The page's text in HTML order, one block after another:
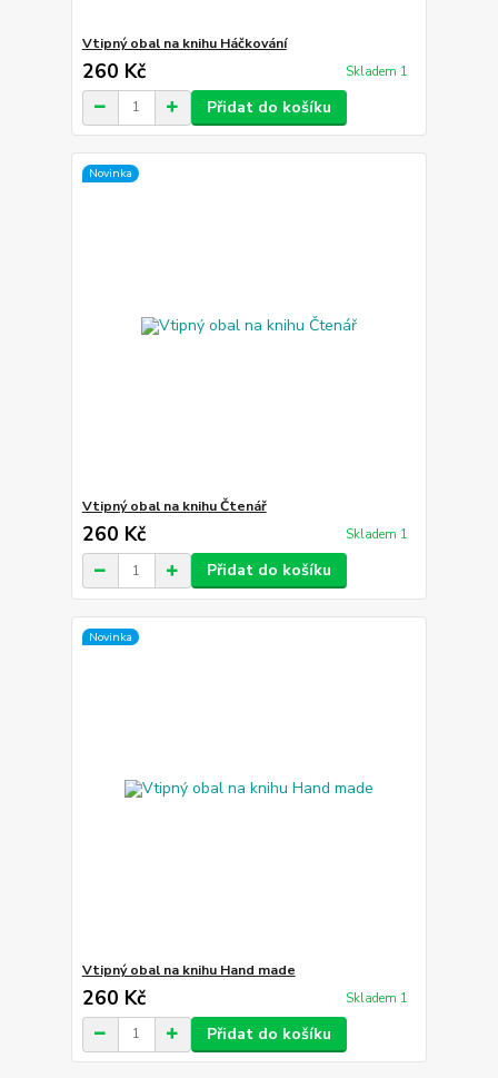
Vtipný obal na knihu Háčkování
260 Kč Skladem 1
Přidat do košíku
Novinka
Vtipný obal na knihu Čtenář
260 Kč Skladem 1
Přidat do košíku
Novinka
Vtipný obal na knihu Hand made
260 Kč Skladem 1
Přidat do košíku